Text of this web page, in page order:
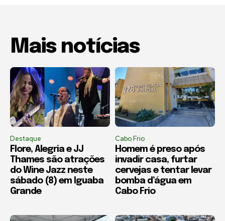
Mais notícias
Destaque
Flore, Alegria e JJ
Thames são atrações
do Wine Jazz neste
sábado (8) em Iguaba
Grande
Cabo Frio
Homem é preso após
invadir casa, furtar
cervejas e tentar levar
bomba d’água em
Cabo Frio